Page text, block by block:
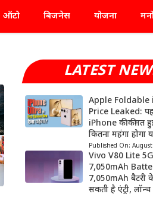
ऑटो बिजनेस योजना
LATEST
Apple Foldable
Price Leaked:
iPhone की कीमत
कितना महंगा होगा
Published On:
Vivo V80 Lite
7,050mAh
7,050mAh बैटरी
सकती है एंट्री,